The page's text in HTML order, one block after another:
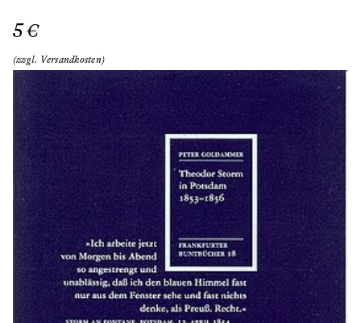
5 €
(zzgl. Versandkosten)